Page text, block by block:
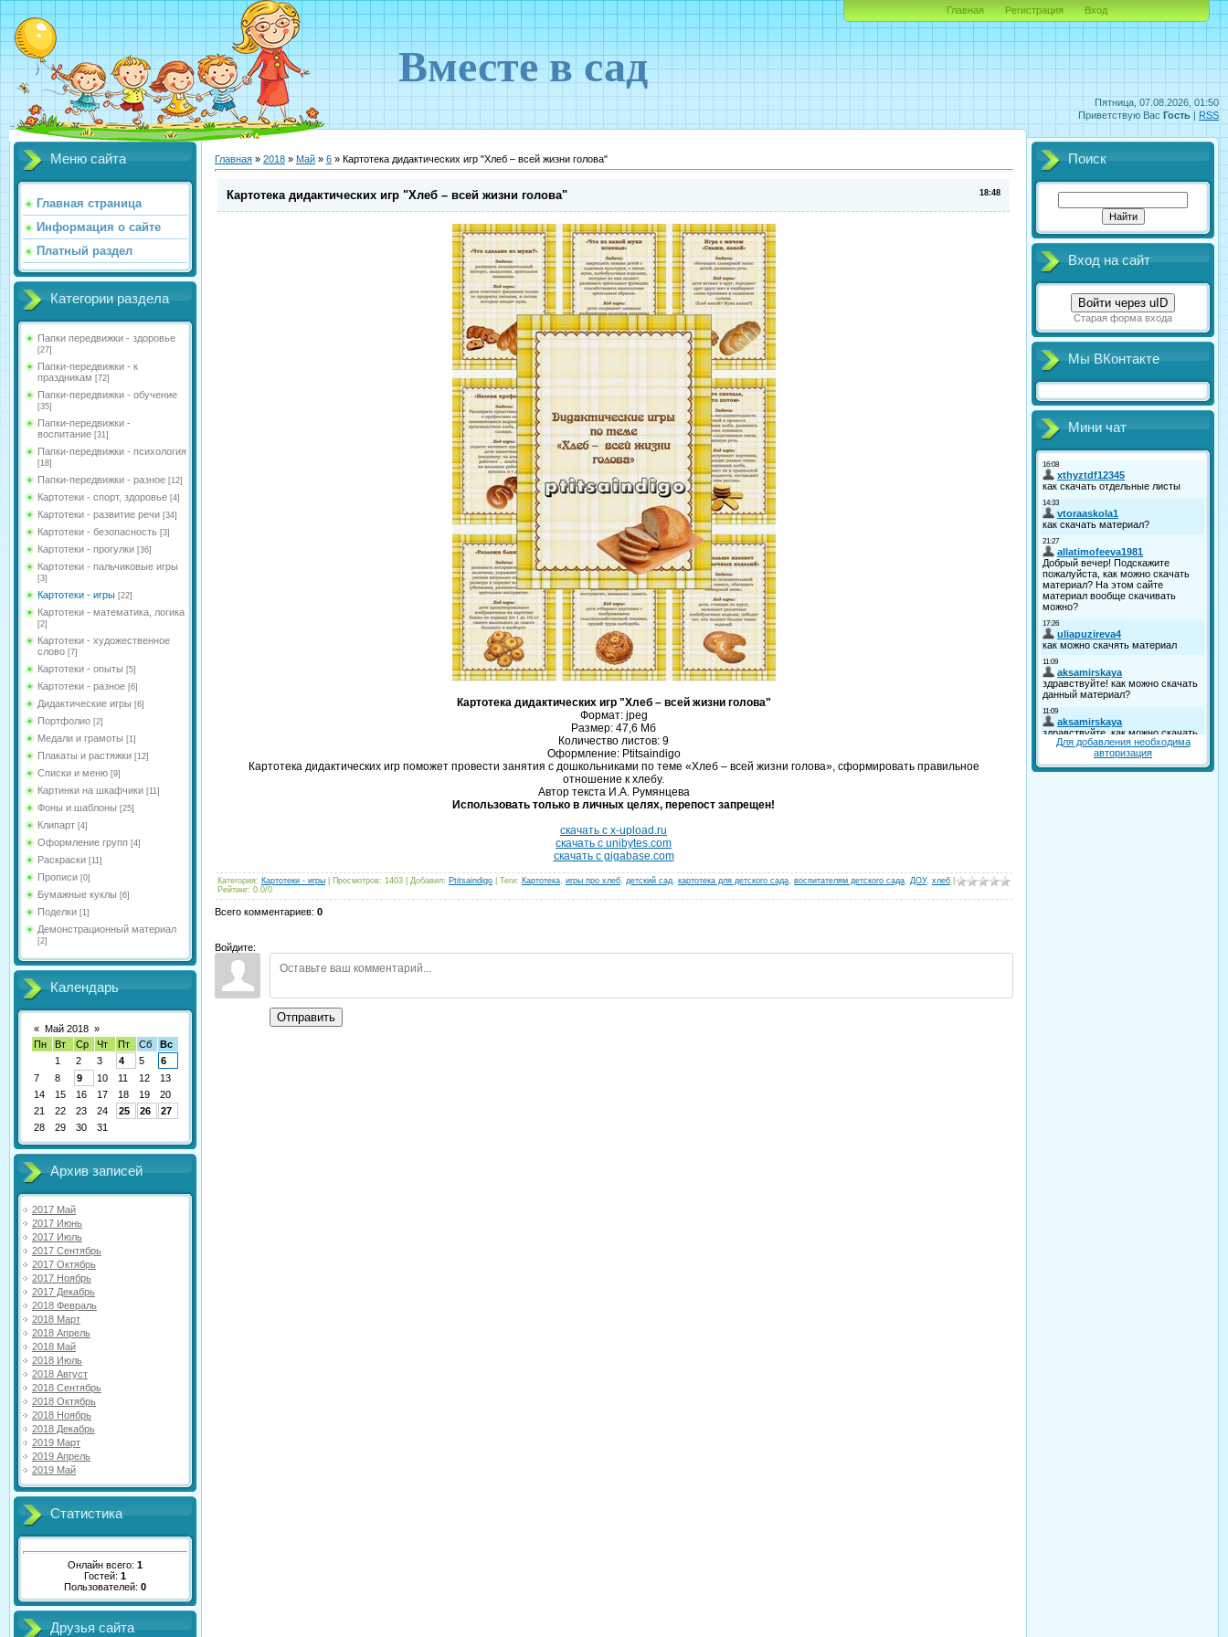
Пятница, 07.08.2026, 01:50
Приветствую Вас Гость | RSS
Вместе в сад
Главная Регистрация Вход
Меню сайта
Главная страница
Информация о сайте
Платный раздел
Категории раздела
Папки передвижки - здоровье
[27]
Папки-передвижки - к
праздникам [72]
Папки-передвижки - обучение
[35]
Папки-передвижки -
воспитание [31]
Папки-передвижки - психология
[18]
Папки-передвижки - разное [12]
Картотеки - спорт, здоровье [4]
Картотеки - развитие речи [34]
Картотеки - безопасность [3]
Картотеки - прогулки [36]
Картотеки - пальчиковые игры
[3]
Картотеки - игры [22]
Картотеки - математика, логика
[2]
Картотеки - художественное
слово [7]
Картотеки - опыты [5]
Картотеки - разное [6]
Дидактические игры [6]
Портфолио [2]
Медали и грамоты [1]
Плакаты и растяжки [12]
Списки и меню [9]
Картинки на шкафчики [11]
Фоны и шаблоны [25]
Клипарт [4]
Оформление групп [4]
Раскраски [11]
Прописи [0]
Бумажные куклы [6]
Поделки [1]
Демонстрационный материал
[2]
Календарь
« Май 2018 »
Пн
Вт Ср Чт Пт Сб
Вс
1
2 3 4 5
6
7
8 9 10 11 12
13
14
15 16 17 18 19
20
21
22 23 24 25 26
27
28
29 30 31
Архив записей
2017 Май
2017 Июнь
2017 Июль
2017 Сентябрь
2017 Октябрь
2017 Ноябрь
2017 Декабрь
2018 Февраль
2018 Март
2018 Апрель
2018 Май
2018 Июль
2018 Август
2018 Сентябрь
2018 Октябрь
2018 Ноябрь
2018 Декабрь
2019 Март
2019 Апрель
2019 Май
Статистика
Онлайн всего: 1
Гостей: 1
Пользователей: 0
Друзья сайта
Главная » 2018 » Май » 6 » Картотека дидактических игр "Хлеб – всей жизни голова"
18:48
Картотека дидактических игр "Хлеб – всей жизни голова"
Картотека дидактических игр "Хлеб – всей жизни голова"
Формат: jpeg
Размер: 47,6 Mб
Количество листов: 9
Оформление: Ptitsaindigo
Картотека дидактических игр поможет провести занятия с дошкольниками по теме «Хлеб – всей жизни голова», сформировать правильное
отношение к хлебу.
Автор текста И.А. Румянцева
Использовать только в личных целях, перепост запрещен!
скачать с x-upload.ru
скачать с unibytes.com
скачать с gigabase.com
Категория: Картотеки - игры Просмотров: 1403 Добавил: Ptitsaindigo Теги: Картотека, игры про хлеб, детский сад, картотека для детского сада, воспитателям детского сада, ДОУ, хлеб
Рейтинг: 0.0/0
Всего комментариев: 0
Войдите:
Отправить
Поиск
Вход на сайт
Войти через uID
Старая форма входа
Мы ВКонтакте
Мини чат
Для добавления необходима
авторизация